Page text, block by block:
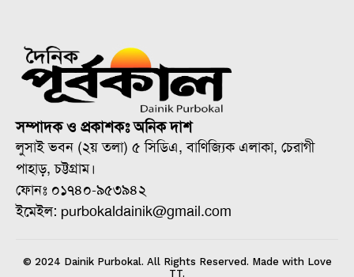
সম্পাদক ও প্রকাশকঃ অনিক দাশ
লুসাই ভবন (২য় তলা) ৫ সিডিএ, বাণিজ্যিক এলাকা, চেরাগী
পাহাড়, চট্টগ্রাম।
ফোনঃ ০১৭৪০-৯৫৩৯৪২
ইমেইল: purbokaldainik@gmail.com
© 2024 Dainik Purbokal. All Rights Reserved. Made with Love
TT.